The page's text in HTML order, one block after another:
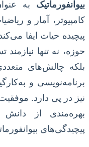
بیوانفورماتیک به
کامپیوتر، آمار و
پیچیده حیات ایفا
حوزه، نه تنها
بلکه چالش‌های
برنامه‌نویسی و
نیز در پی دارد.
بهره‌مندی از
پیچیدگی‌های